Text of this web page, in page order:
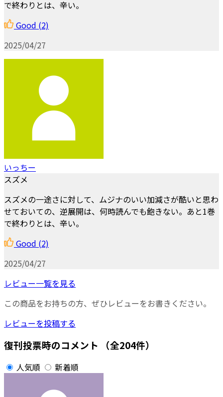
で終わりとは、辛い。
Good (2)
2025/04/27
いっちー
スズメ
スズメの一途さに対して、ムジナのいい加減さが酷いと思わ
せておいての、逆展開は、何時読んでも飽きない。あと1巻
で終わりとは、辛い。
Good (2)
2025/04/27
レビュー一覧を見る
この商品をお持ちの方、ぜひレビューをお書きください。
レビューを投稿する
復刊投票時のコメント （全204件）
人気順 新着順